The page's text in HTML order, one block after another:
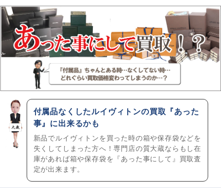
付属品なくしたルイヴィトンの買取『あった
事』に出来るかも
新品でルイヴィトンを買った時の箱や保存袋などを
失くしてしまった方へ！専門店の質大蔵ならもし在
庫があれば箱や保存袋を『あった事にして』買取査
定が出来ます。